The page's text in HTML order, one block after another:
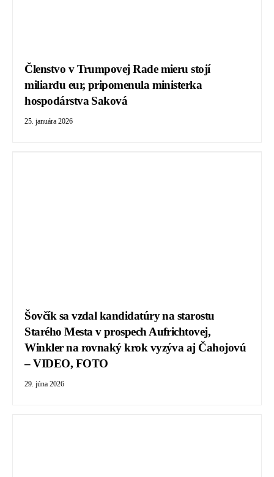
Členstvo v Trumpovej Rade mieru stojí
miliardu eur, pripomenula ministerka
hospodárstva Saková
25. januára 2026
Šovčík sa vzdal kandidatúry na starostu
Starého Mesta v prospech Aufrichtovej,
Winkler na rovnaký krok vyzýva aj Čahojovú
– VIDEO, FOTO
29. júna 2026